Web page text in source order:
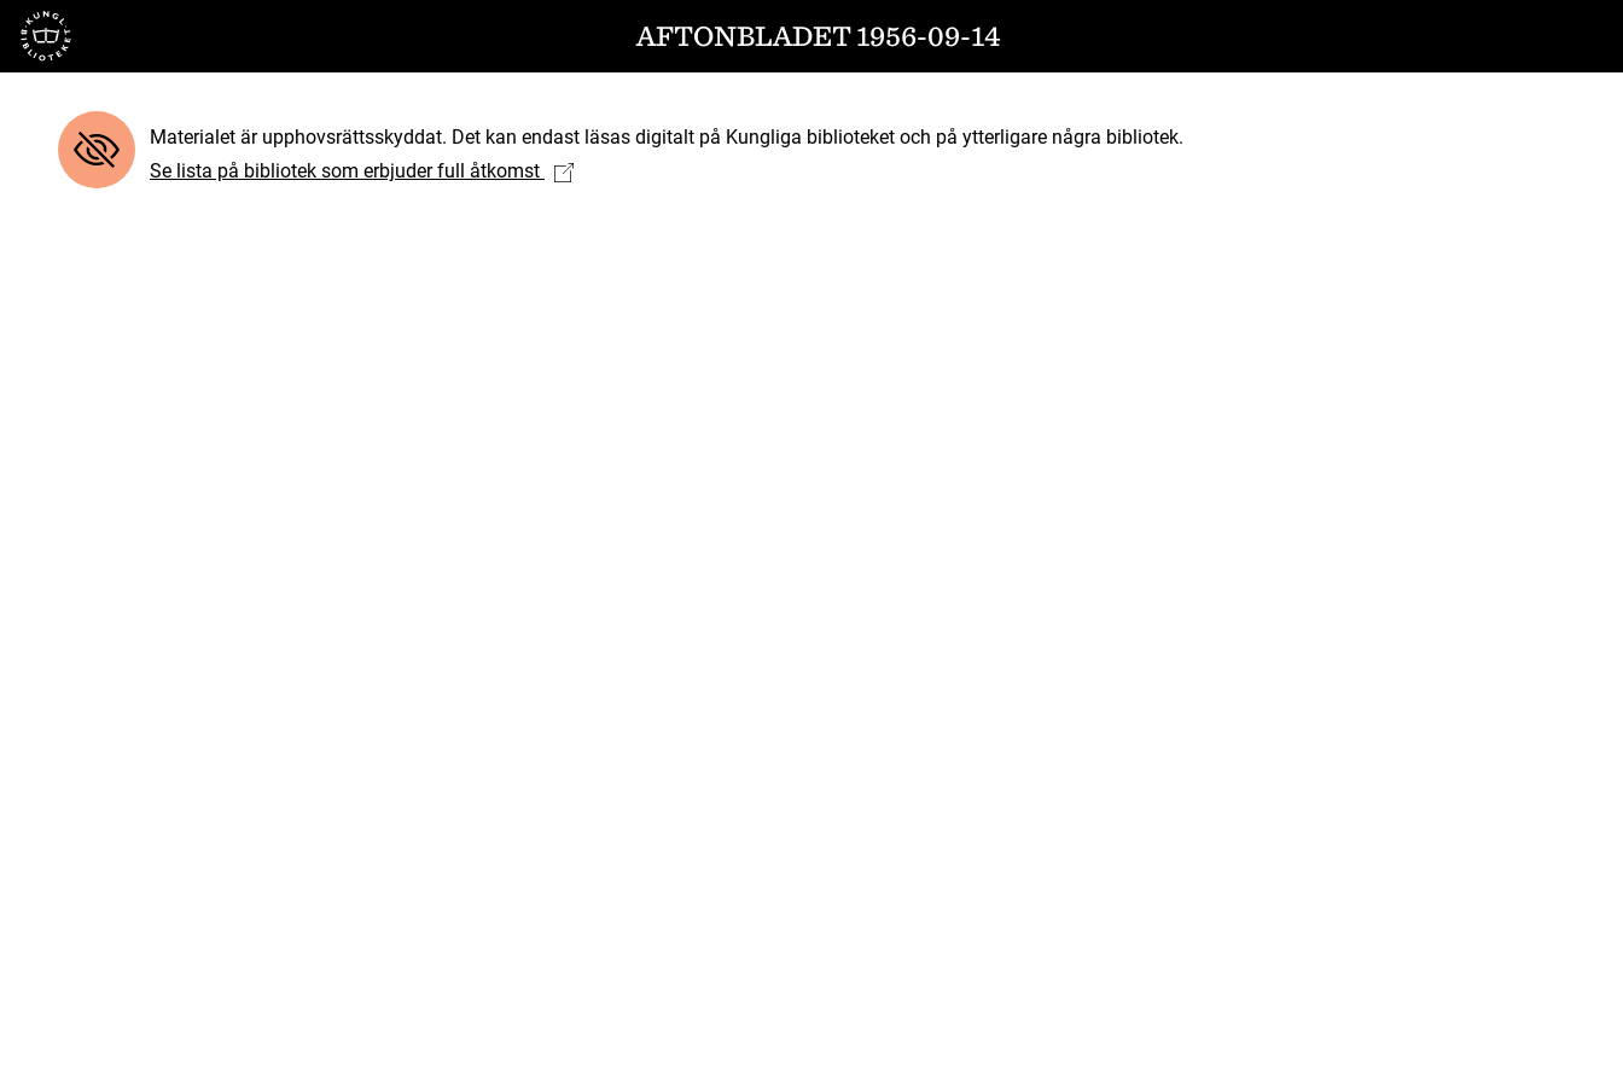
Till startsidan AFTONBLADET 1956-09-14
Materialet är upphovsrättsskyddat. Det kan endast läsas digitalt på Kungliga biblioteket och på ytterligare några bibliotek.
Se lista på bibliotek som erbjuder full åtkomst